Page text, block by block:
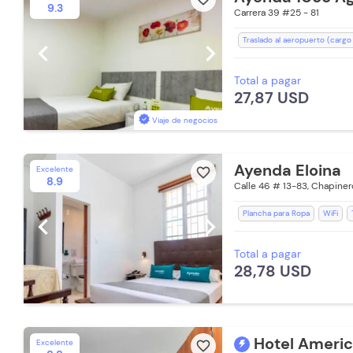
9.3
Viaje de negocios
chevron_left chevron_right
Carrera 39 #25 - 81
Traslado al aeropuerto
Desayuno incluido
Recepción de 24 horas
Total a pagar
27,87 USD
Excelente
8.9
favorite_border
chevron_left chevron_right
Ayenda Eloina
Calle 46 # 13-83,
Plancha para Ropa WiFi
Toallas
Lavandería (Cargo
Recepción de 24 horas
Total a pagar
28,78 USD
Excelente favorite_border Hotel